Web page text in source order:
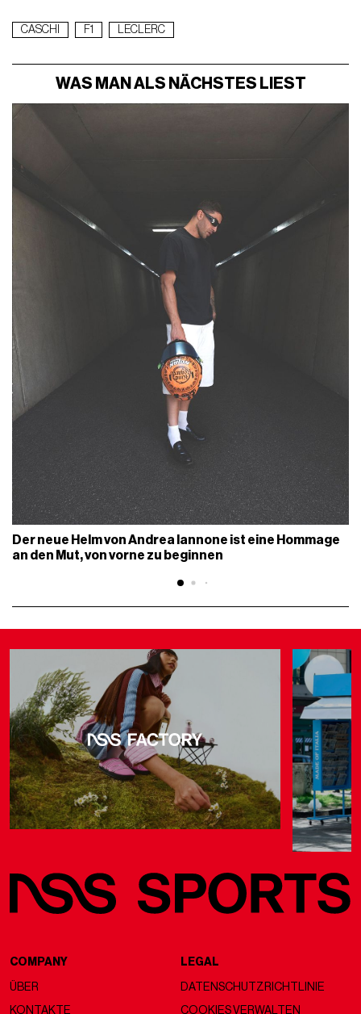
CASCHI F1 LECLERC
WAS MAN ALS NÄCHSTES LIEST
Der neue Helm von Andrea Iannone ist eine Hommage
an den Mut, von vorne zu beginnen
COMPANY
ÜBER
KONTAKTE
LEGAL
DATENSCHUTZRICHTLINIE
COOKIES VERWALTEN